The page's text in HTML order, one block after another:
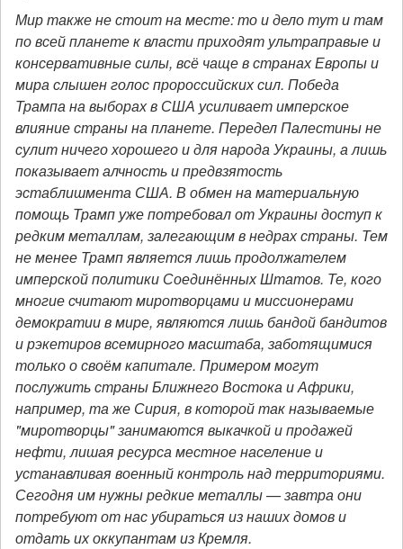
Мир также не стоит на месте: то и дело тут и там
по всей планете к власти приходят ультраправые и
консервативные силы, всё чаще в странах Европы и
мира слышен голос пророссийских сил. Победа
Трампа на выборах в США усиливает имперское
влияние страны на планете. Передел Палестины не
сулит ничего хорошего и для народа Украины, а лишь
показывает алчность и предвзятость
эстаблишмента США. В обмен на материальную
помощь Трамп уже потребовал от Украины доступ к
редким металлам, залегающим в недрах страны. Тем
не менее Трамп является лишь продолжателем
имперской политики Соединённых Штатов. Те, кого
многие считают миротворцами и миссионерами
демократии в мире, являются лишь бандой бандитов
и рэкетиров всемирного масштаба, заботящимися
только о своём капитале. Примером могут
послужить страны Ближнего Востока и Африки,
например, та же Сирия, в которой так называемые
"миротворцы" занимаются выкачкой и продажей
нефти, лишая ресурса местное население и
устанавливая военный контроль над территориями.
Сегодня им нужны редкие металлы — завтра они
потребуют от нас убираться из наших домов и
отдать их оккупантам из Кремля.